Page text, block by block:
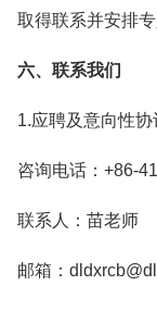
取得联系并安排
六、联系我们
1.应聘及意向性
咨询电话：+86-
联系人：苗老师
邮箱：